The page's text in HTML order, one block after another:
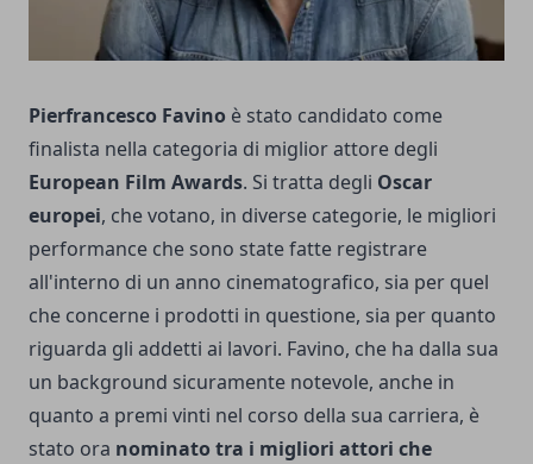
Pierfrancesco Favino è stato candidato come
finalista nella categoria di miglior attore degli
European Film Awards. Si tratta degli Oscar
europei, che votano, in diverse categorie, le migliori
performance che sono state fatte registrare
all'interno di un anno cinematografico, sia per quel
che concerne i prodotti in questione, sia per quanto
riguarda gli addetti ai lavori. Favino, che ha dalla sua
un background sicuramente notevole, anche in
quanto a premi vinti nel corso della sua carriera, è
stato ora nominato tra i migliori attori che